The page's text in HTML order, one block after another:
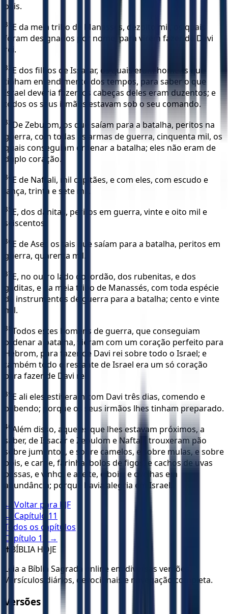
pais.
31
E da meia tribo de Manassés, dezoito mil, os quais
foram designados por nome, para virem fazer de Davi
rei.
32 E dos filhos de Issacar, os quais eram homens que
tinham entendimento dos tempos, para saber o que
Israel deveria fazer; os cabeças deles eram duzentos; e
todos os seus irmãos estavam sob o seu comando.
33 De Zebulom, os que saíam para a batalha, peritos na
guerra, com todas as armas de guerra, cinquenta mil, os
quais conseguiam ordenar a batalha; eles não eram de
duplo coração.
34 E de Naftali, mil capitães, e com eles, com escudo e
lança, trinta e sete mil.
35 E, dos danitas, peritos em guerra, vinte e oito mil e
seiscentos.
36 E de Aser, os tais que saíam para a batalha, peritos em
guerra, quarenta mil.
37 E, no outro lado do Jordão, dos rubenitas, e dos
gaditas, e da meia tribo de Manassés, com toda espécie
de instrumentos de guerra para a batalha; cento e vinte
mil.
38 Todos estes homens de guerra, que conseguiam
ordenar a batalha, vieram com um coração perfeito para
Hebrom, para fazer de Davi rei sobre todo o Israel; e
também todo o restante de Israel era um só coração
para fazer de Davi rei.
39 E ali eles estiveram com Davi três dias, comendo e
bebendo; porque os seus irmãos lhes tinham preparado.
40 Além disso, aqueles que lhes estavam próximos, a
saber, de Issacar e Zebulom e Naftali, trouxeram pão
sobre jumentos, e sobre camelos, e sobre mulas, e sobre
bois, e carne, farinha, bolos de figos, e cachos de uvas
passas, e vinho, e azeite, e bois, e ovelhas em
abundância; porque havia alegria em Israel.
← Voltar para KJF
← Capítulo 11
Todos os capítulos
Capítulo 13
→
✝️ BÍBLIA HOJE
Leia a Bíblia Sagrada online em diversas versões.
Versículos diários, devocionais e navegação completa.
Versões